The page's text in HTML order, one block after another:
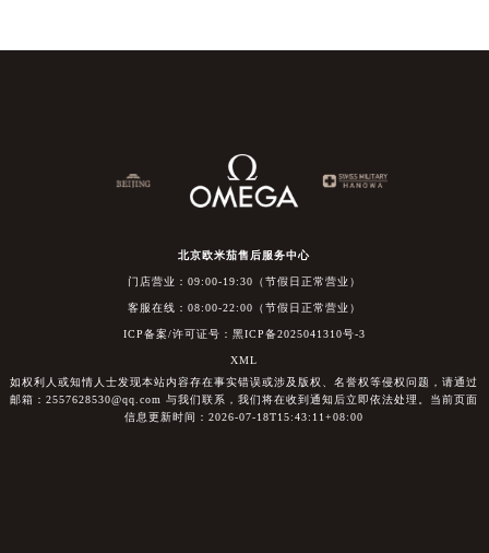
北京欧米茄售后服务中心
门店营业：09:00-19:30（节假日正常营业）
客服在线：08:00-22:00（节假日正常营业）
ICP备案/许可证号：黑ICP备2025041310号-3
XML
如权利人或知情人士发现本站内容存在事实错误或涉及版权、名誉权等侵权问题，请通过
邮箱：2557628530@qq.com 与我们联系，我们将在收到通知后立即依法处理。当前页面
信息更新时间：2026-07-18T15:43:11+08:00